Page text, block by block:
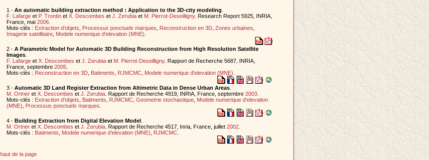
1 - An automatic building extraction method : Application to the 3D-city modeling
F. Lafargeet P. Trontinet X. Descombes et J. Zerubiaet M. Pierrot-Deseilligny. Research Report 5925, INRIA,
France, mai 2006.
Mots-clés : Extraction d'objets Processus ponctuels marques Reconstruction en 3D, Zones urbaines
Imagerie satellitaire, Modele numerique d'elevation (MNE)
2 - A Parametric Model for Automatic 3D Building Reconstruction from High Resolution Satellite
Images.
F. Lafargeet X. Descombes et J. Zerubiaet M. Pierrot-Deseilligny. Rapport de Recherche 5687, INRIA,
France, septembre 2005.
Mots-clés : Reconstruction en 3D, Batiments RJMCMC, Modele numerique d'elevation (MNE)
3 - Automatic 3D Land Register Extraction from Altimetric Data in Dense Urban Areas.
M. Ortneret X. Descombes et J. Zerubia. Rapport de Recherche 4919, INRIA, France, septembre 2003.
Mots-clés : Extraction d'objets Batiments RJMCMC, Geometrie stochastique, Modele numerique d'elevation
(MNE)
Processus ponctuels marques
4 - Building Extraction from Digital Elevation Model.
M. Ortneret X. Descombes et J. Zerubia. Rapport de Recherche 4517, Inria, France, juillet 2002.
Mots-clés : Batiments Modele numerique d'elevation (MNE) RJMCMC.
haut de la page